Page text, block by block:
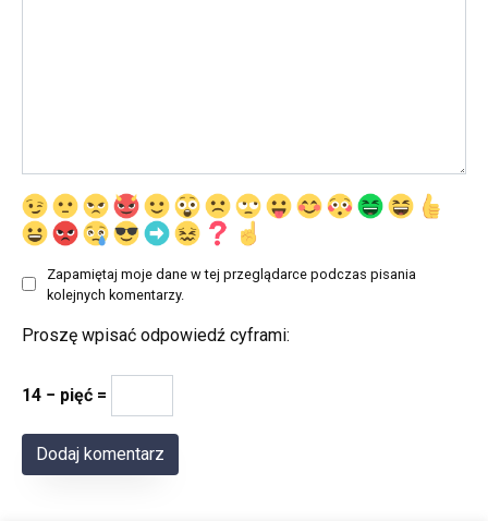
Zapamiętaj moje dane w tej przeglądarce podczas pisania
kolejnych komentarzy.
Proszę wpisać odpowiedź cyframi:
14 − pięć =